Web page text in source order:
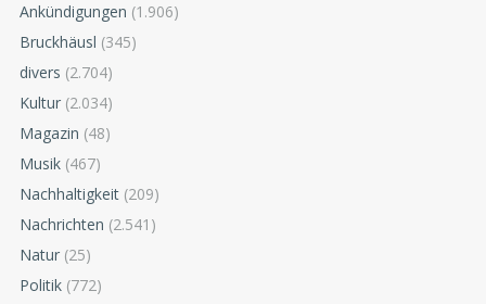
Ankündigungen (1.906)
Bruckhäusl (345)
divers (2.704)
Kultur (2.034)
Magazin (48)
Musik (467)
Nachhaltigkeit (209)
Nachrichten (2.541)
Natur (25)
Politik (772)